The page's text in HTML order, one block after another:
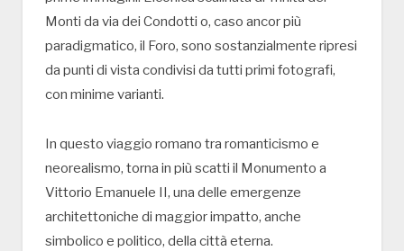
Monti da via dei Condotti o, caso ancor più
paradigmatico, il Foro, sono sostanzialmente ripresi
da punti di vista condivisi da tutti primi fotografi,
con minime varianti.
In questo viaggio romano tra romanticismo e
neorealismo, torna in più scatti il Monumento a
Vittorio Emanuele II, una delle emergenze
architettoniche di maggior impatto, anche
simbolico e politico, della città eterna.